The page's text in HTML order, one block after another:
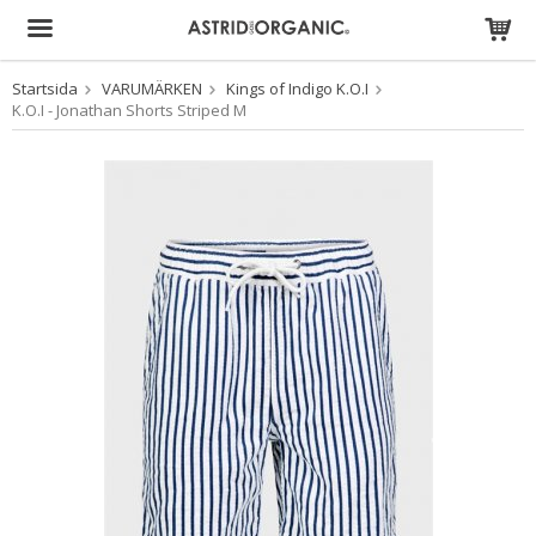
Produkten har blivit tillagd i varukorgen
Startsida VARUMÄRKEN
Kings of Indigo K.O.I
K.O.I - Jonathan Shorts Striped M